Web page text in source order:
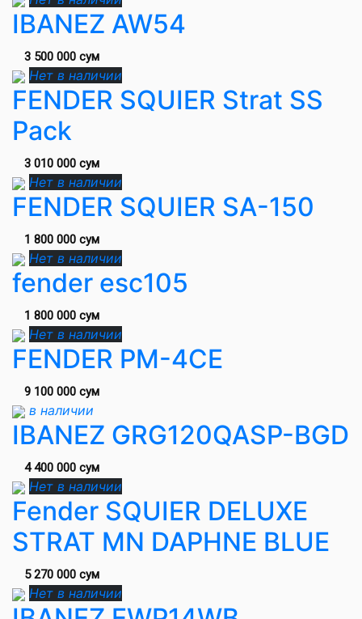
IBANEZ AW54
3 500 000 сум
Нет в наличии
FENDER SQUIER Strat SS
Pack
3 010 000 сум
Нет в наличии
FENDER SQUIER SA-150
1 800 000 сум
Нет в наличии
fender esc105
1 800 000 сум
Нет в наличии
FENDER PM-4CE
9 100 000 сум
в наличии
IBANEZ GRG120QASP-BGD
4 400 000 сум
Нет в наличии
Fender SQUIER DELUXE
STRAT MN DAPHNE BLUE
5 270 000 сум
Нет в наличии